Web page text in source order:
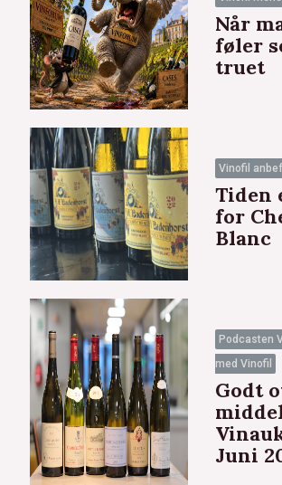
Når
føler
truet
Vinofil
Tiden
for
Blanc
Podcasten
med Vinofil
Godt
Juni